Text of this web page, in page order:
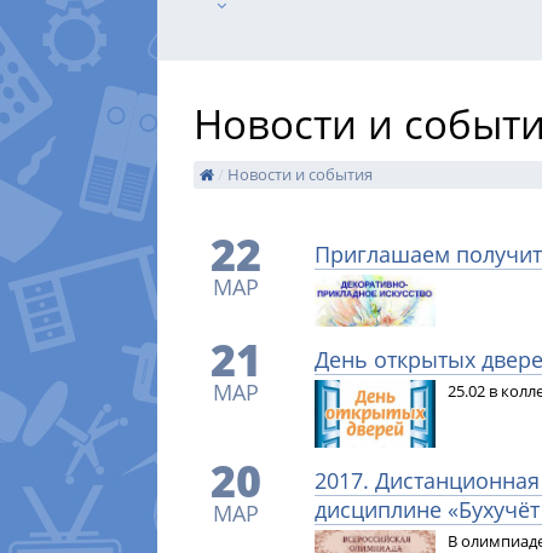
Новости и
/ Новости и события
22
МАР
Приглашаем
21
МАР
День открытых
25.02 в
20
МАР
2017.
дисциплине
В